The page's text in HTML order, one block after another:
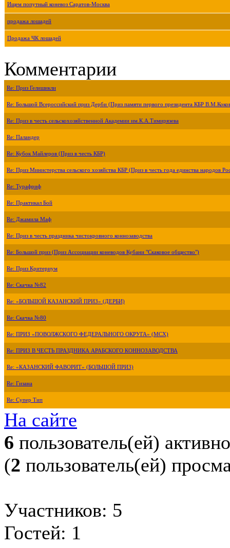
Ищем попутный коневоз Саратов-Москва
продажа лошадей
Продажа ЧК лошадей
Комментарии
Re: Приз Гелишикли
Re: Большой Всероссийский приз Дерби (Приз памяти первого президента КБР
Re: Приз в честь сельскохозяйственной Академии им.К.А.Тимирязева
Re: Паландер
Re: Кубок Майлеров (Приз в честь КБР)
Re: Приз Министерства сельского хозяйства КБР (Приз в честь года единства народов
Re: Турафриф
Re: Практикал Бой
Re: Джамила Маф
Re: Приз в честь праздника чистокровного коннозаводства
Re: Большой приз (Приз Ассоциации коневодов Кубани "Скаковое общество")
Re: Приз Критериум
Re: Скачка №82
Re: «БОЛЬШОЙ КАЗАНСКИЙ ПРИЗ» (ДЕРБИ)
Re: Скачка №80
Re: ПРИЗ «ПОВОЛЖСКОГО ФЕДЕРАЛЬНОГО ОКРУГА» (МСХ)
Re: ПРИЗ В ЧЕСТЬ ПРАЗДНИКА АРАБСКОГО КОННОЗАВОДСТВА
Re: «КАЗАНСКИЙ ФАВОРИТ» (БОЛЬШОЙ ПРИЗ)
Re: Гизана
Re: Супер Тип
На сайте
6 пользователь(ей) активно
(2 пользователь(ей)
Участников: 5
Гостей: 1